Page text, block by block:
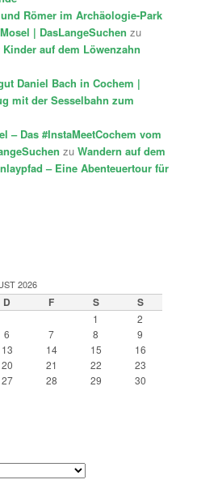
Römer im Archäologie-Park
| DasLangeSuchen zu
auf dem Löwenzahn
Daniel Bach in Cochem |
mit der Sesselbahn zum
– Das #InstaMeetCochem vom
zuWandern auf dem
– Eine Abenteuertour für
2026
D F S S
1
2
6 7 8
9
13 14 15
16
20 21 22
23
27 28 29
30